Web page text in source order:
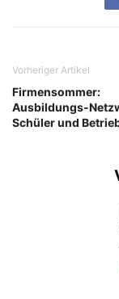
Vorheriger Artikel
Firmensommer:
Ausbildungs-
Schüler und